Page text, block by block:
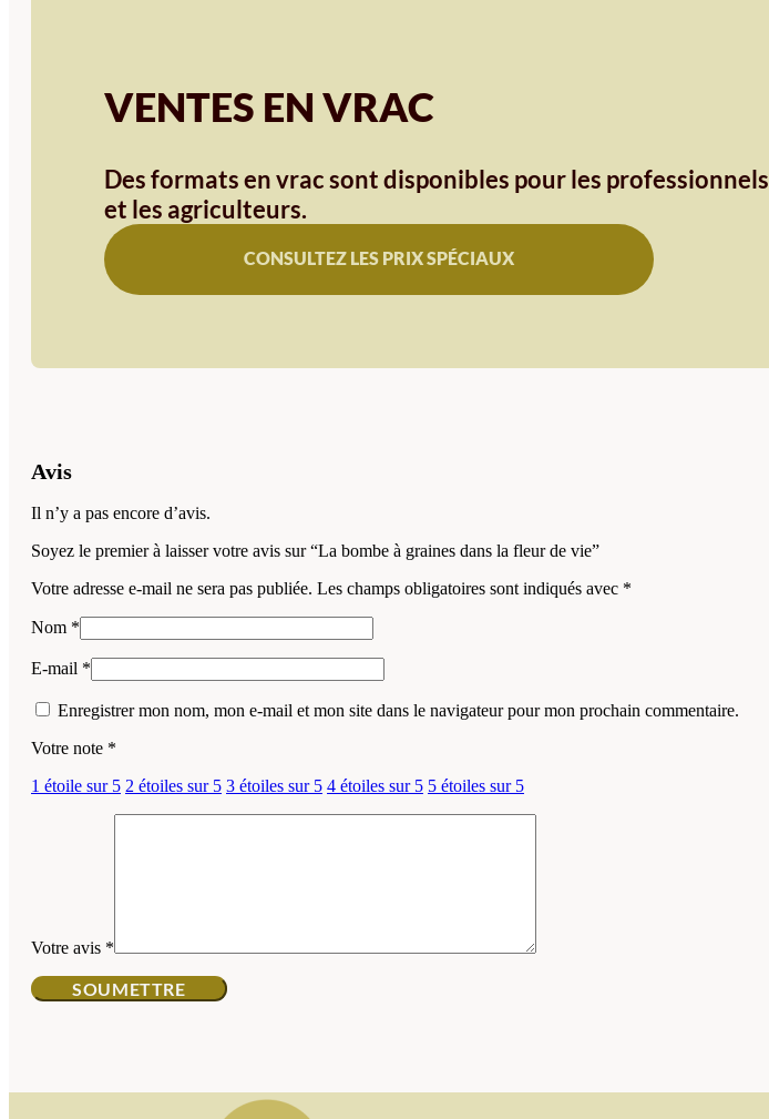
VENTES EN VRAC
Des formats en vrac sont disponibles pour les professionnels
et les agriculteurs.
CONSULTEZ LES PRIX SPÉCIAUX
Avis
Il n’y a pas encore d’avis.
Soyez le premier à laisser votre avis sur “La bombe à graines dans la fleur de vie”
Votre adresse e-mail ne sera pas publiée. Les champs obligatoires sont indiqués avec *
Nom *
E-mail *
Enregistrer mon nom, mon e-mail et mon site dans le navigateur pour mon prochain commentaire.
Votre note *
1 étoile sur 5 2 étoiles sur 5 3 étoiles sur 5 4 étoiles sur 5 5 étoiles sur 5
Votre avis *